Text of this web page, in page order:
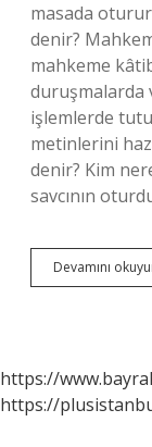
masada
denir?
mahkeme
duruşmalarda
işlemlerde
metinlerini
denir? Kim
savcının
Devamını
https://
https://